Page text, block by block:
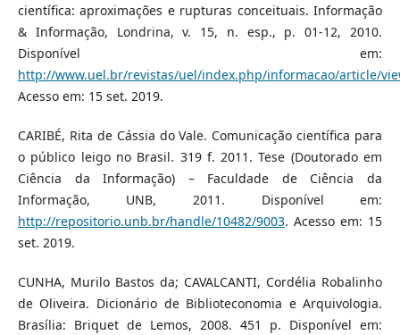
científica: aproximações e rupturas conceituais. Informação
& Informação, Londrina, v. 15, n. esp., p. 01-12, 2010.
Disponível em:
http://www.uel.br/revistas/uel/index.php/informacao/article/
Acesso em: 15 set. 2019.
CARIBÉ, Rita de Cássia do Vale. Comunicação científica para
o público leigo no Brasil. 319 f. 2011. Tese (Doutorado em
Ciência da Informação) – Faculdade de Ciência da
Informação, UNB, 2011. Disponível em:
http://repositorio.unb.br/handle/10482/9003. Acesso em: 15
set. 2019.
CUNHA, Murilo Bastos da; CAVALCANTI, Cordélia Robalinho
de Oliveira. Dicionário de Biblioteconomia e Arquivologia.
Brasília: Briquet de Lemos, 2008. 451 p. Disponível em: